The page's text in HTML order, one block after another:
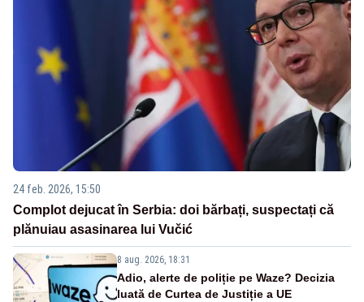
24 feb. 2026, 15:50
Complot dejucat în Serbia: doi bărbați, suspectați că
plănuiau asasinarea lui Vučić
8 aug. 2026, 18:31
Adio, alerte de poliție pe Waze? Decizia
luată de Curtea de Justiție a UE